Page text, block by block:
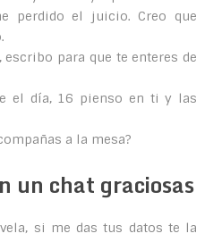
perdido el juicio. Creo que
para que te enteres de
el día, 16 pienso en ti y las
a la mesa?
un chat graciosas
si me das tus datos te la